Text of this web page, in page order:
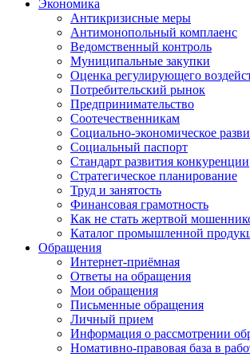
Экономика
Антикризисные меры
Антимонопольный комплаенс
Ведомственный контроль
Муниципальные закупки
Оценка регулирующего
Потребительский рынок
Предпринимательство
Соотечественникам
Социально-экономическое
Социальный паспорт
Стандарт развития конкуренции
Стратегическое планирование
Труд и занятость
Финансовая грамотность
Как не стать жертвой
Каталог промышленной
Обращения
Интернет-приёмная
Ответы на обращения
Мои обращения
Письменные обращения
Личный прием
Информация о рассмотрении
Номативно-правовая база в